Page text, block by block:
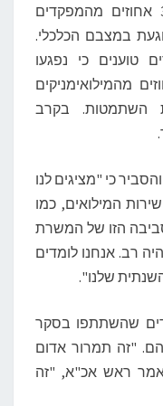
בנוסף, 28 אחוזים מהחיילים ו-37 אחוזים מהמפקדים
במצבם הכלכלי.
טוענים כי נפגעו
כמו כן, 55 אחוזים מהמילואימניקים
השתמטות. בקרב
כי "מציגים לנו
המילואים, כמו
הזו של המשרת
רב. אנחנו לומדים
שלנו".
מהמפקדים שהשתתפו בסקר
"זה תמרור אדום
ראש אכ"א, "זה